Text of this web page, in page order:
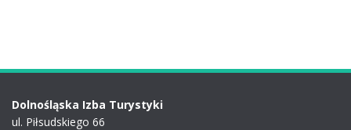
Dolnośląska Izba Turystyki
ul. Piłsudskiego 66